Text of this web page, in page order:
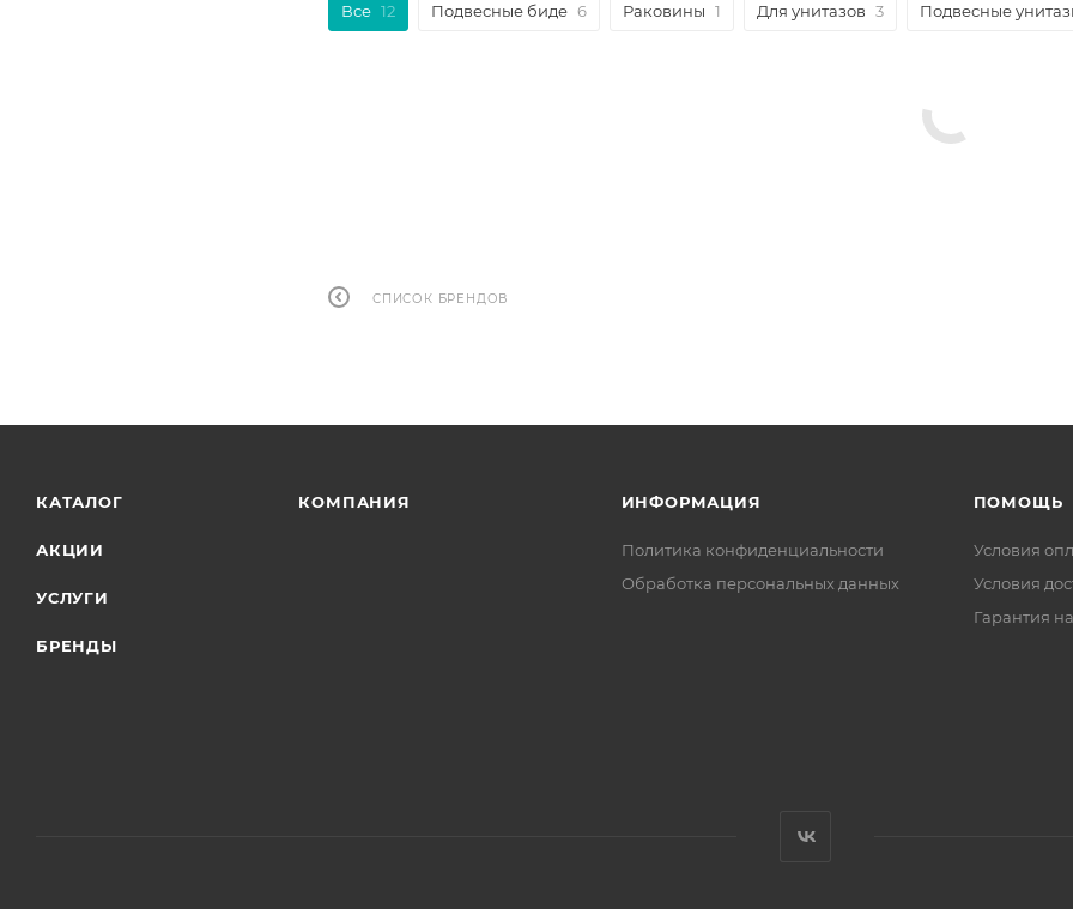
Все 12 Подвесные биде 6 Раковины 1 Для унитазов 3 Подвесные
СПИСОК БРЕНДОВ
КАТАЛОГ
АКЦИИ
УСЛУГИ
БРЕНДЫ
КОМПАНИЯ ИНФОРМАЦИЯ
Политика конфиденциальности
Обработка персональных данных
ПОМОЩЬ
Условия
Условия
Гарантия